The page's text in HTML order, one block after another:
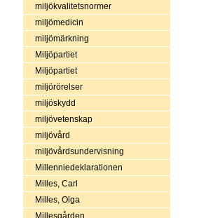
miljökvalitetsnormer
miljömedicin
miljömärkning
Miljöpartiet
Miljöpartiet
miljörörelser
miljöskydd
miljövetenskap
miljövård
miljövårdsundervisning
Millenniedeklarationen
Milles, Carl
Milles, Olga
Millesgården